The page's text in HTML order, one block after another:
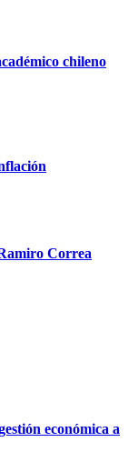
chileno
Correa
económica a